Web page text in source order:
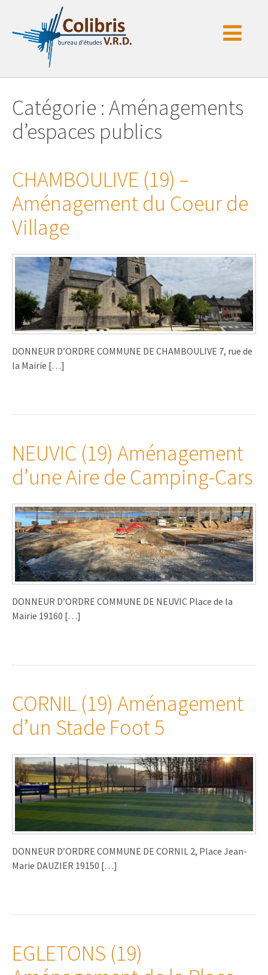
contenu
Catégorie : Aménagements
d’espaces publics
CHAMBOULIVE (19) –
Aménagement du Coeur de
Village
DONNEUR D’ORDRE COMMUNE DE CHAMBOULIVE 7, rue de
la Mairie […]
NEUVIC (19) Aménagement
d’une Aire de Camping-Cars
DONNEUR D’ORDRE COMMUNE DE NEUVIC Place de la
Mairie 19160 […]
CORNIL (19) Aménagement
d’un Stade Foot 5
DONNEUR D’ORDRE COMMUNE DE CORNIL 2, Place Jean-
Marie DAUZIER 19150 […]
EGLETONS (19)